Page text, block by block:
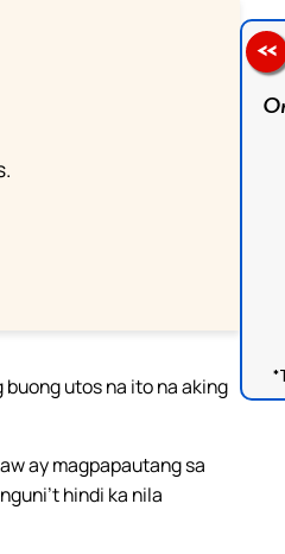
buong utos na ito na aking
ay magpapautang sa
hindi ka nila
<<